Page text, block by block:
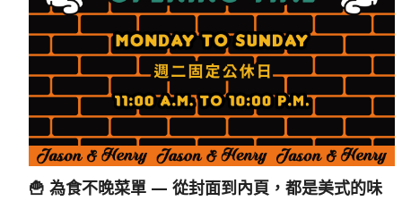
🍟 為食不晚菜單 — 從封面到內頁，都是美式的味